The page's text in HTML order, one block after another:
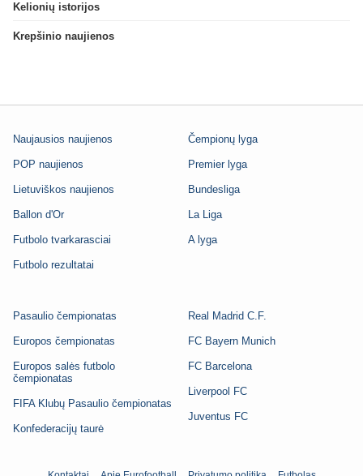
Kelionių istorijos
Krepšinio naujienos
Naujausios naujienos
POP naujienos
Lietuviškos naujienos
Ballon d'Or
Futbolo tvarkarasciai
Futbolo rezultatai
Čempionų lyga
Premier lyga
Bundesliga
La Liga
A lyga
Pasaulio čempionatas
Europos čempionatas
Europos salės futbolo
čempionatas
FIFA Klubų Pasaulio čempionatas
Konfederacijų taurė
Real Madrid C.F.
FC Bayern Munich
FC Barcelona
Liverpool FC
Juventus FC